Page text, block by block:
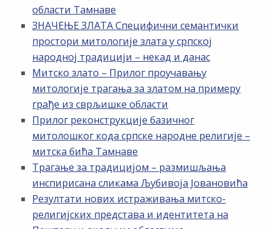
области Тамнаве
ЗНАЧЕЊЕ ЗЛАТА Специфични семантички
простори митологије злата у српској
народној традицији – некад и данас
Митско злато – Прилог проучавању
митологије трагања за златом на примеру
грађе из сврљишке области
Прилог реконструкције базичног
митолошког кода српске народне религије –
митска бића Тамнаве
Трагање за традицијом – размишљања
инспирисана сликама Љубивоја Јовановића
Резултати нових истраживања митско-
религијских представа и идентитета на